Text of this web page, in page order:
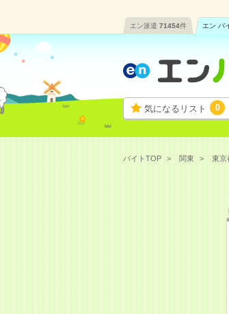
エン派遣 71454件 エン バ
気になるリスト 0
バイトTOP 関東 東京